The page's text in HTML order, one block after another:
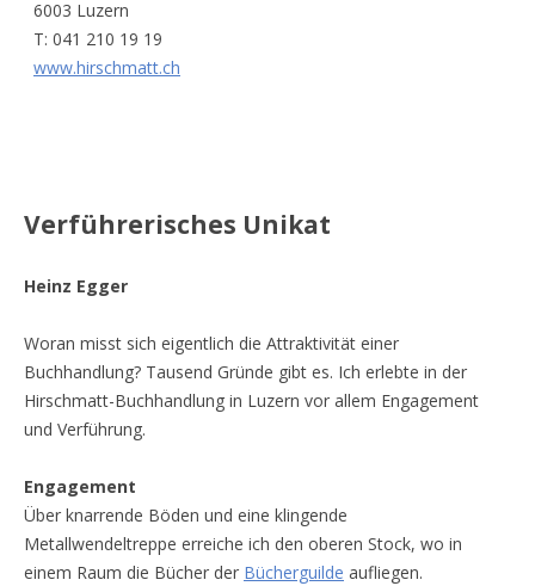
6003 Luzern
T: 041 210 19 19
www.hirschmatt.ch
Verführerisches Unikat
Heinz Egger
Woran misst sich eigentlich die Attraktivität einer
Buchhandlung? Tausend Gründe gibt es. Ich erlebte in der
Hirschmatt-Buchhandlung in Luzern vor allem Engagement
und Verführung.
Engagement
Über knarrende Böden und eine klingende
Metallwendeltreppe erreiche ich den oberen Stock, wo in
einem Raum die Bücher der Bücherguilde aufliegen.